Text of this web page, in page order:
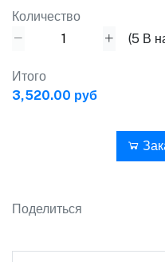
Количество
(5 В
Итого
3,520.00 руб
Поделиться